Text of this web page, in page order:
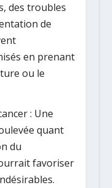
des troubles
de
en prenant
ou le
: Une
quant
du
favoriser